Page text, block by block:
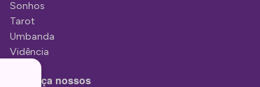
Sonhos
Tarot
Umbanda
Vidência
Conheça nossos